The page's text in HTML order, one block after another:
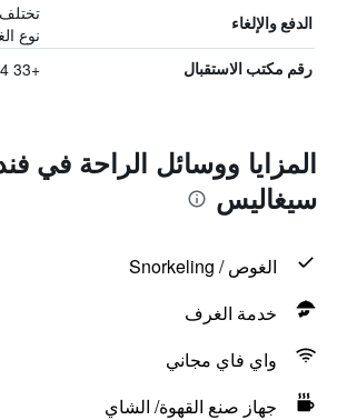
الدفع والإلغاء
نوع
رقم مكتب الاستقبال +33 4 97 03 10 70
المزايا ووسائل الراحة في
سيغاليس
الغوص / Snorkeling
خدمة الغرف
واي فاي مجاني
جهاز صنع القهوة/ الشاي